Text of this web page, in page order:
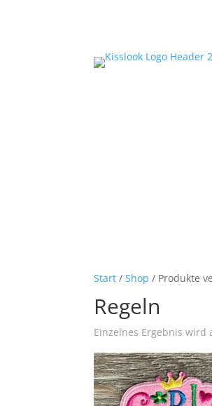
Start /Shop / Produkte
Regeln
Einzelnes Ergebnis wird